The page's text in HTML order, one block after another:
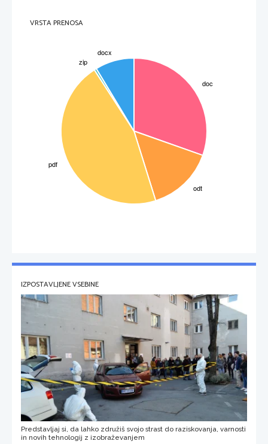
VRSTA PRENOSA
IZPOSTAVLJENE VSEBINE
Predstavljaj si, da lahko združiš svojo strast do raziskovanja, varnosti
in novih tehnologij z izobraževanjem